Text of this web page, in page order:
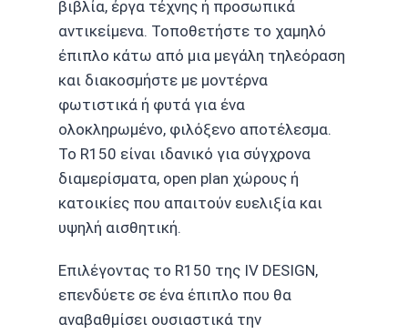
βιβλία, έργα τέχνης ή προσωπικά
αντικείμενα. Τοποθετήστε το χαμηλό
έπιπλο κάτω από μια μεγάλη τηλεόραση
και διακοσμήστε με μοντέρνα
φωτιστικά ή φυτά για ένα
ολοκληρωμένο, φιλόξενο αποτέλεσμα.
Το R150 είναι ιδανικό για σύγχρονα
διαμερίσματα, open plan χώρους ή
κατοικίες που απαιτούν ευελιξία και
υψηλή αισθητική.
Επιλέγοντας το R150 της IV DESIGN,
επενδύετε σε ένα έπιπλο που θα
αναβαθμίσει ουσιαστικά την